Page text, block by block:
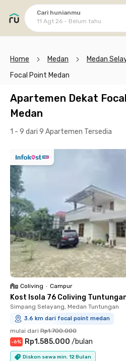
Cari hunianmu
11 Agt 26 - Belum tahu
Home Medan
Medan
Focal Point Medan
Apartemen Dekat
Medan
1 - 9 dari 9 Apartemen Tersedia
Coliving • Campur
Kost Isola 76 Coliving
Simpang Selayang, Medan Tuntungan
3.6 km dari focal point medan
mulai dari Rp1.700.000
-6% Rp1.585.000 /bulan
Diskon sewa min. 12 Bulan